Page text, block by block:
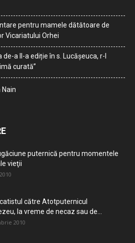
pentru mamele dătătoare de
Vicariatului Orhei
a II-a ediție în s. Lucășeuca, r-l
curată”
Nain
puternică pentru momentele
vieţii
către Atotputernicul
la vreme de necaz sau de...
2010